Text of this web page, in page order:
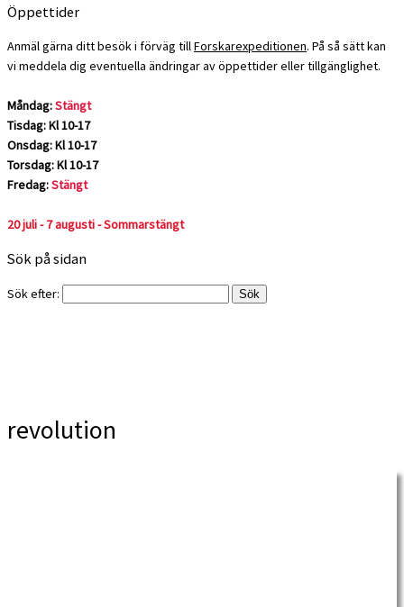
Öppettider
Anmäl gärna ditt besök i förväg tillForskarexpeditionen. På så sätt kan
vi meddela dig eventuella ändringar av öppettider eller tillgänglighet.
Måndag:Stängt
Tisdag: Kl 10-17
Onsdag: Kl 10-17
Torsdag: Kl 10-17
Fredag:Stängt
20 juli - 7 augusti - Sommarstängt
Sök på sidan
Sök efter:
revolution